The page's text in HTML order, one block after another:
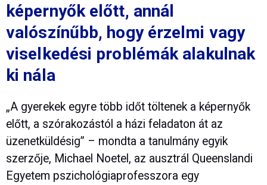
képernyők előtt, annál
valószínűbb, hogy érzelmi vagy
viselkedési problémák alakulnak
ki nála
„A gyerekek egyre több időt töltenek a képernyők
előtt, a szórakozástól a házi feladaton át az
üzenetküldésig” – mondta a tanulmány egyik
szerzője, Michael Noetel, az ausztrál Queenslandi
Egyetem pszichológiaprofesszora egy